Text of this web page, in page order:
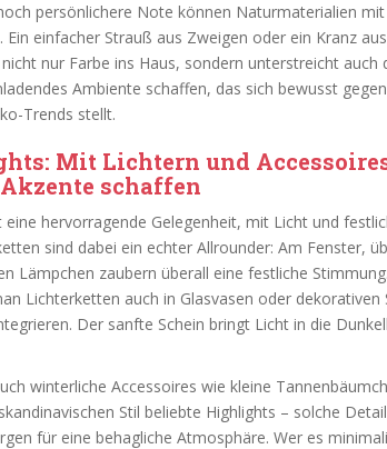
persönlichere Note können Naturmaterialien mit
Ein einfacher Strauß aus Zweigen oder ein Kranz
nur Farbe ins Haus, sondern unterstreicht auch
Ambiente schaffen, das sich bewusst
Trends stellt.
Mit Lichtern und
schaffen
eine hervorragende Gelegenheit, mit Licht und
sind dabei ein echter Allrounder: Am Fenster,
Lämpchen zaubern überall eine festliche
Lichterketten auch in Glasvasen oder dekorativen
Der sanfte Schein bringt Licht in die
winterliche Accessoires wie kleine
Stil beliebte Highlights – solche
für eine behagliche Atmosphäre. Wer es